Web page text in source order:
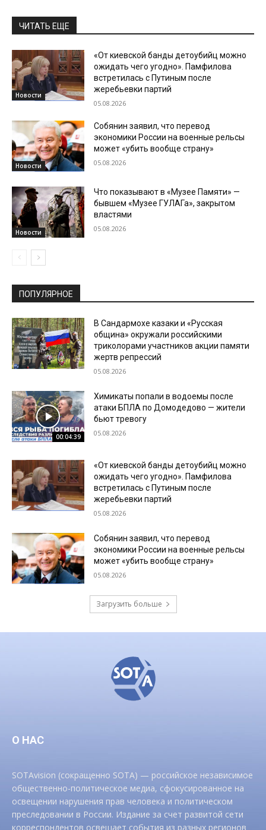
ЧИТАТЬ ЕЩЕ
Новости
«От киевской банды детоубийц можно
ожидать чего угодно». Памфилова
встретилась с Путиным после
жеребьевки партий
05.08.2026
Новости
Собянин заявил, что перевод
экономики России на военные рельсы
может «убить вообще страну»
05.08.2026
Новости
Что показывают в «Музее Памяти» —
бывшем «Музее ГУЛАГа», закрытом
властями
05.08.2026
ПОПУЛЯРНОЕ
В Сандармохе казаки и «Русская
община» окружали российскими
триколорами участников акции памяти
жертв репрессий
05.08.2026
00:04:39
Химикаты попали в водоемы после
атаки БПЛА по Домодедово — жители
бьют тревогу
05.08.2026
«От киевской банды детоубийц можно
ожидать чего угодно». Памфилова
встретилась с Путиным после
жеребьевки партий
05.08.2026
Собянин заявил, что перевод
экономики России на военные рельсы
может «убить вообще страну»
05.08.2026
Загрузить больше
О НАС
SOTAvision (сокращенно SOTA) — российское независимое
общественно-политическое медиа, сфокусированное на
освещении нарушения прав человека и политическом
преследовании в России. Издание за счет развитой сети
корреспондентов освещает события из разных регионов